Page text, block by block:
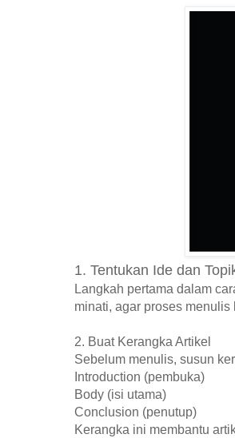
1. Tentukan Ide dan
Langkah pertama dalam
minati, agar proses
2. Buat Kerangka Artikel
Sebelum menulis, susun
Introduction (pembuka)
Body (isi utama)
Conclusion (penutup)
Kerangka ini membantu